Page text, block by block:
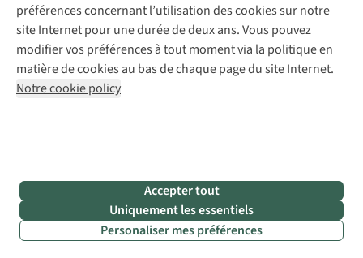
préférences concernant l’utilisation des cookies sur notre
site Internet pour une durée de deux ans. Vous pouvez
modifier vos préférences à tout moment via la politique en
matière de cookies au bas de chaque page du site Internet.
Notre cookie policy
Accepter tout
Uniquement les essentiels
Personaliser mes préférences
Mentions légales
Politique de confidentialité
Conditions générales
Cookie Policy
AS Adventure Luxemburg SA,